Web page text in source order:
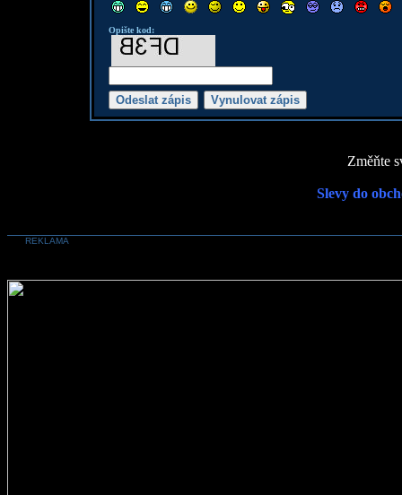
Opište kod:
Změňte
Slevy do
REKLAMA